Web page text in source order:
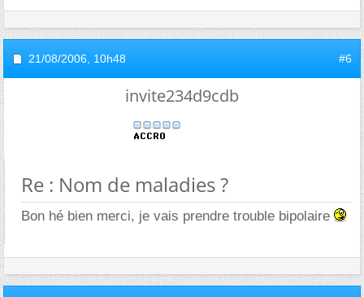
21/08/2006, 10h48 #6
invite234d9cdb
Re : Nom de maladies ?
Bon hé bien merci, je vais prendre trouble bipolaire